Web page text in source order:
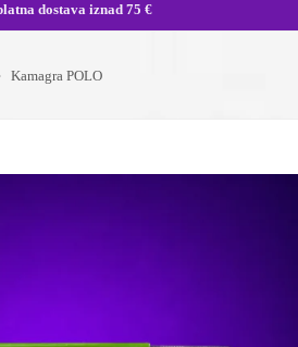
dostava iznad 75 €
Kamagra POLO